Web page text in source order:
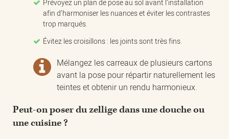
Prévoyez un plan de pose au sol avant l’installation
afin d’harmoniser les nuances et éviter les contrastes
trop marqués.
Évitez les croisillons : les joints sont très fins.
Mélangez les carreaux de plusieurs cartons
avant la pose pour répartir naturellement les
teintes et obtenir un rendu harmonieux.
Peut-on poser du zellige dans une douche ou
une cuisine ?